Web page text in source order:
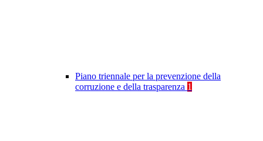
Piano triennale per la prevenzione della
corruzione e della trasparenza 1